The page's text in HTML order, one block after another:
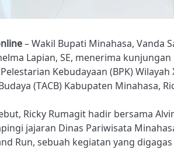
– Wakil Bupati Minahasa, Vanda
Lapian, SE, menerima
Kebudayaan (BPK)
(TACB) Kabupaten Minahasa,
Ricky Rumagit hadir bersama
jajaran Dinas Pariwisata
Run, sebuah kegiatan yang digagas